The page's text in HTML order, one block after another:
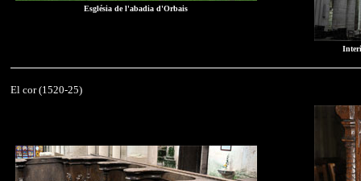
Església de l'abadia d'Orbais
El cor (1520-25)